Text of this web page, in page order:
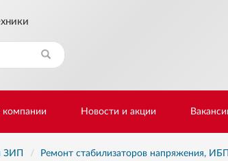
Новости и акции
ЗИП
Ремонт стабилизаторов напряжения,